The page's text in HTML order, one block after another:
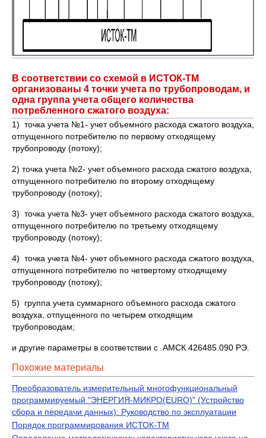
В соответствии со схемой в ИСТОК-ТМ
организованы 4 точки учета по трубопроводам, и
одна группа учета общего количества
потребленного сжатого воздуха:
1) точка учета №1- учет объемного расхода сжатого воздуха,
отпущенного потребителю по первому отходящему
трубопроводу (потоку);
2) точка учета №2- учет объемного расхода сжатого воздуха,
отпущенного потребителю по второму отходящему
трубопроводу (потоку);
3) точка учета №3- учет объемного расхода сжатого воздуха,
отпущенного потребителю по третьему отходящему
трубопроводу (потоку);
4) точка учета №4- учет объемного расхода сжатого воздуха,
отпущенного потребителю по четвертому отходящему
трубопроводу (потоку);
5) группа учета суммарного объемного расхода сжатого
воздуха, отпущенного по четырем отходящим
трубопроводам;
и другие параметры в соответствии с АМСК.426485.090 РЭ.
Похожие материалы
Преобразователь измерительный многофункциональный
программируемый "ЭНЕРГИЯ-МИКРО(EURO)" (Устройство
сбора и передачи данных): Руководство по эксплуатации
Порядок программирования ИСТОК-ТМ